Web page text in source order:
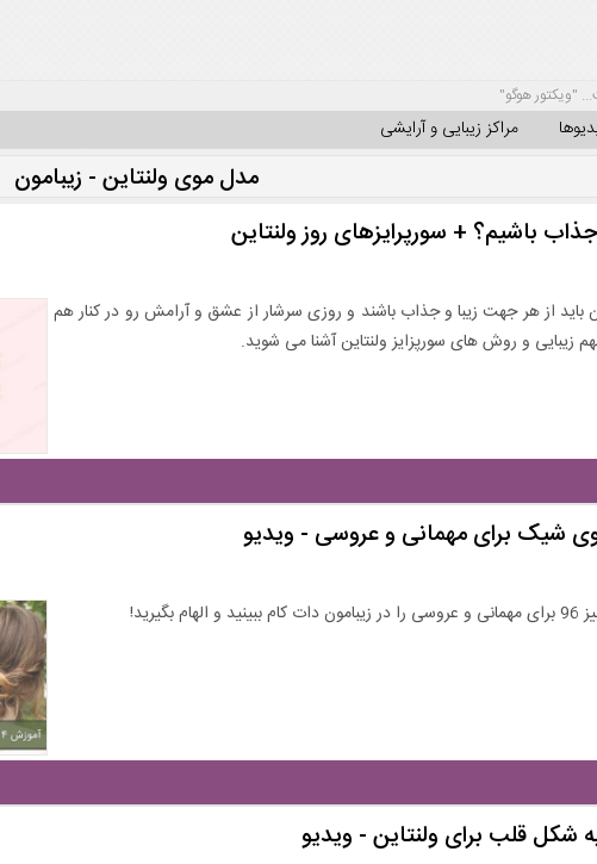
"ویکتور هوگو"
مراکز زیبایی و آرایشی
مدل موی ولنتاین - زیبامون
جذاب باشیم؟ + سورپرایزهای روز ولنتاین
باید از هر جهت زیبا و جذاب باشند و روزی سرشار از عشق و آرامش رو در کنار هم
زیبایی و روش های سورپزایز ولنتاین آشنا می شوید.
شیک برای مهمانی و عروسی - ویدیو
شکل قلب برای ولنتاین - ویدیو